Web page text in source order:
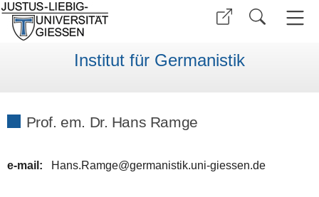
Institut für Germanistik
Prof. em. Dr. Hans Ramge
e-mail: Hans.Ramge@germanistik.uni-giessen.de